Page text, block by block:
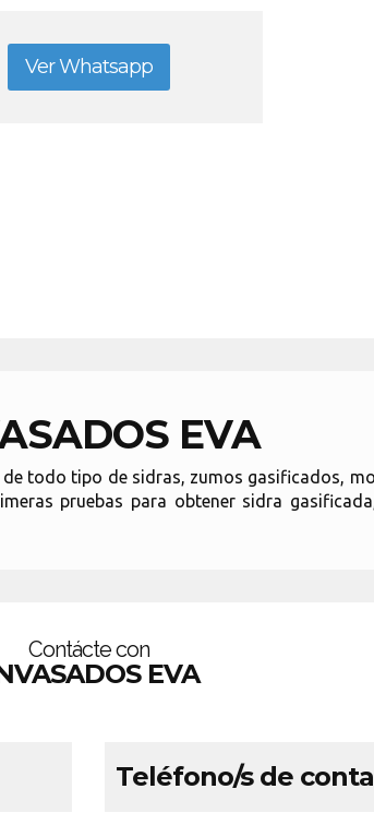
Ver Whatsapp
EVA
todo tipo de sidras, zumos gasificados,
pruebas para obtener sidra
Contácte con
EVA
Teléfono/s de